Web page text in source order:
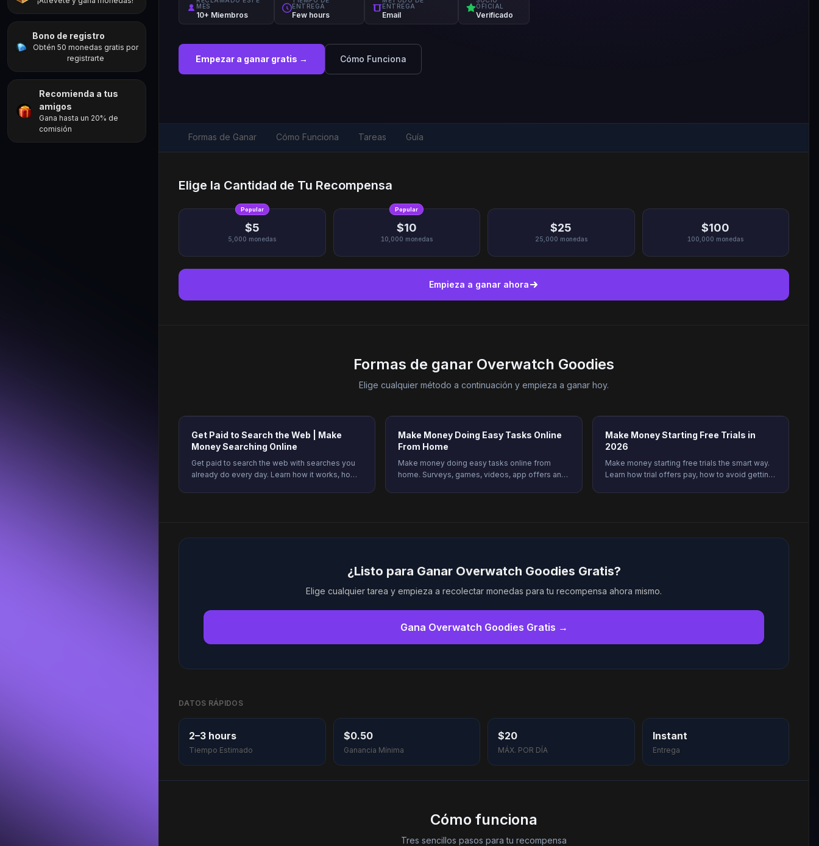
Bono de registro
Obtén 50 monedas gratis por
registrarte
Recomienda a tus
amigos
Gana hasta un 20% de
comisión
MES
10+ Miembros
ENTREGA
Few hours
ENTREGA
Email
OFICIAL
Verificado
Empezar a ganar gratis → Cómo Funciona
Formas de Ganar Cómo Funciona Tareas Guía
Elige la Cantidad de Tu Recompensa
Popular
$5
5,000 monedas
Popular
$10
10,000 monedas
$25
25,000 monedas
$100
100,000 monedas
Empieza a ganar ahora
Formas de ganar Overwatch Goodies
Elige cualquier método a continuación y empieza a ganar hoy.
Get Paid to Search the Web | Make
Money Searching Online
Get paid to search the web with searches you
already do every day. Learn how it works, how
Make Money Doing Easy Tasks Online
From Home
Make money doing easy tasks online from
home. Surveys, games, videos, app offers and
Make Money Starting Free Trials in
2026
Make money starting free trials the smart way.
Learn how trial offers pay, how to avoid getting
¿Listo para Ganar Overwatch Goodies Gratis?
Elige cualquier tarea y empieza a recolectar monedas para tu recompensa ahora mismo.
Gana Overwatch Goodies Gratis →
DATOS RÁPIDOS
2–3 hours
Tiempo Estimado
$0.50
Ganancia Mínima
$20
MÁX. POR DÍA
Instant
Entrega
Cómo funciona
Tres sencillos pasos para tu recompensa